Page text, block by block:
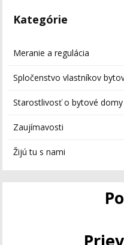
Kategórie
Meranie a regulácia
Spločenstvo vlastníkov
Starostlivosť o bytové domy
Zaujímavosti
Žijú tu s nami